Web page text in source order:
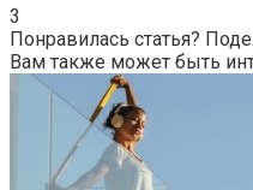
3
Понравилась статья?
Вам также может быть